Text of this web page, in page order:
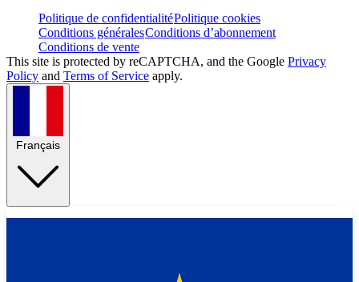
Politique de confidentialitéPolitique cookies
Conditions généralesConditions d’abonnement
Conditions de vente
This site is protected by reCAPTCHA, and the Google Privacy
Policy and Terms of Service apply.
Français